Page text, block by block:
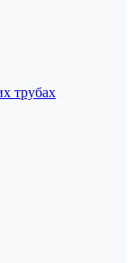
трубах